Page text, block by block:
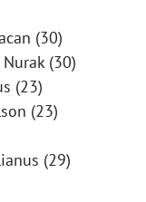
(30)
(30)
(23)
(23)
(29)